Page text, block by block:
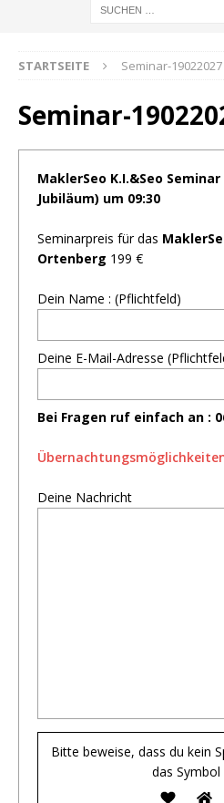
STARTSEITE Seminar-19022027
Seminar-
MaklerSeo K.I.&Seo Seminar
Jubiläum) um 09:30
Seminarpreis für das
Ortenberg 199 €
Dein Name : (Pflichtfeld)
Deine E-Mail-Adresse
Bei Fragen ruf einfach an :
Deine Nachricht
Bitte beweise, dass du kein
das Symbol